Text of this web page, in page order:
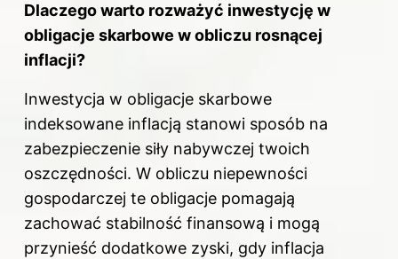
Dlaczego warto rozważyć inwestycję w
obligacje skarbowe w obliczu rosnącej
inflacji?
Inwestycja w obligacje skarbowe
indeksowane inflacją stanowi sposób na
zabezpieczenie siły nabywczej twoich
oszczędności. W obliczu niepewności
gospodarczej te obligacje pomagają
zachować stabilność finansową i mogą
przynieść dodatkowe zyski, gdy inflacja